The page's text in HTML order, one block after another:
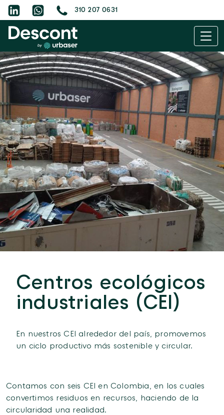
310 207 0631
Centros ecológicos
industriales (CEI)
En nuestros CEI alrededor del país, promovemos
un ciclo productivo más sostenible y circular.
Contamos con seis CEI en Colombia, en los cuales
convertimos residuos en recursos, haciendo de la
circularidad una realidad.